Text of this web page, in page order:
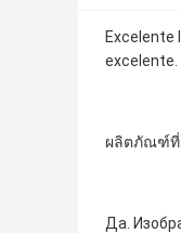
Excelente
excelente.
ผลิตภัณฑ์ที่
Да.